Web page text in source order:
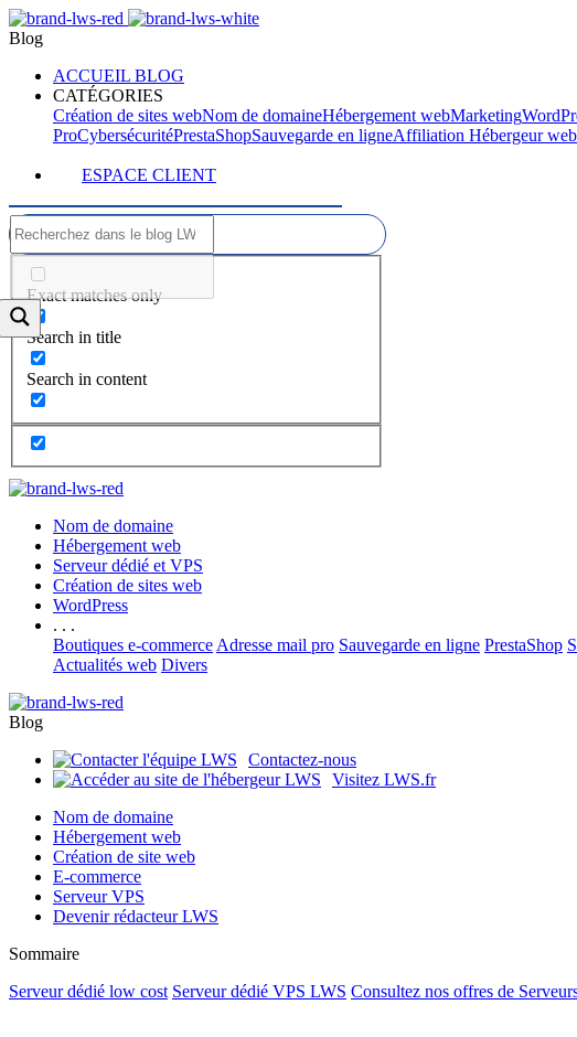
Blog
ACCUEIL BLOG
CATÉGORIES
Création de sites webNom de domaineHébergement webMarketing
ProCybersécuritéPrestaShopSauvegarde en ligneAffiliation Hébergeur web
ESPACE CLIENT
Exact matches only
Search in title
Search in content
Nom de domaine
Hébergement web
Serveur dédié et VPS
Création de sites web
WordPress
. . .
Boutiques e-commerce Adresse mail pro Sauvegarde en ligne PrestaShop
Actualités web Divers
Blog
Contactez-nous
Visitez LWS.fr
Nom de domaine
Hébergement web
Création de site web
E-commerce
Serveur VPS
Devenir rédacteur LWS
Sommaire
Serveur dédié low cost Serveur dédié VPS LWS Consultez nos offres de